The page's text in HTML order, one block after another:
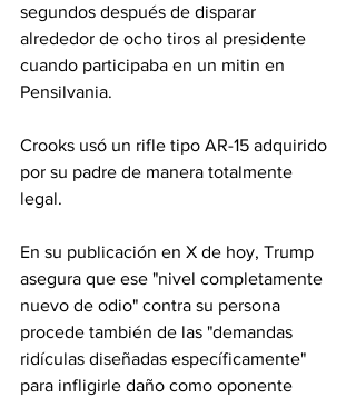
segundos después de disparar
alrededor de ocho tiros al presidente
cuando participaba en un mitin en
Pensilvania.
Crooks usó un rifle tipo AR-15 adquirido
por su padre de manera totalmente
legal.
En su publicación en X de hoy, Trump
asegura que ese "nivel completamente
nuevo de odio" contra su persona
procede también de las "demandas
ridículas diseñadas específicamente"
para infligirle daño como oponente